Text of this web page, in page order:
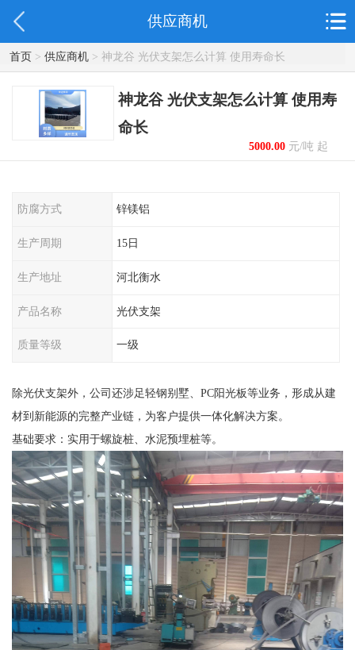
供应商机
首页> 供应商机> 神龙谷 光伏支架怎么计算 使用寿命长
神龙谷 光伏支架怎么计算 使用寿
命长
5000.00元/吨 起
防腐方式 锌镁铝
生产周期 15日
生产地址 河北衡水
产品名称 光伏支架
质量等级 一级
除光伏支架外，公司还涉足轻钢别墅、PC阳光板等业务，形成从建
材到新能源的完整产业链，为客户提供一体化解决方案。
基础要求：实用于螺旋桩、水泥预埋桩等。